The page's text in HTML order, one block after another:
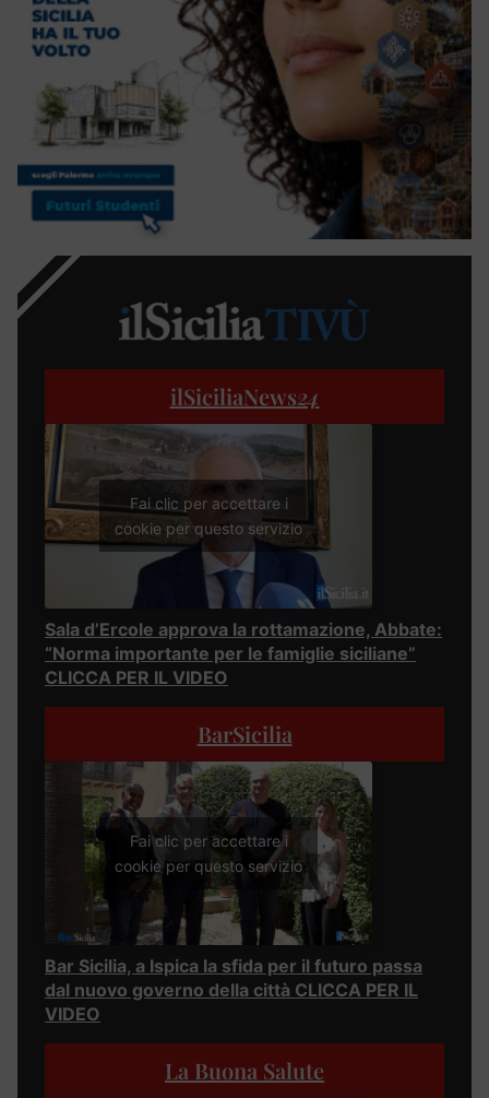
ilSiciliaNews24
Fai clic per accettare i
cookie per questo servizio
Sala d’Ercole approva la rottamazione, Abbate:
“Norma importante per le famiglie siciliane”
CLICCA PER IL VIDEO
BarSicilia
Fai clic per accettare i
cookie per questo servizio
Bar Sicilia, a Ispica la sfida per il futuro passa
dal nuovo governo della città CLICCA PER IL
VIDEO
La Buona Salute